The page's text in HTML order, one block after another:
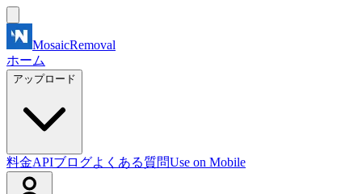
MosaicRemoval
ホーム
アップロード
料金APIブログよくある質問Use on Mobile